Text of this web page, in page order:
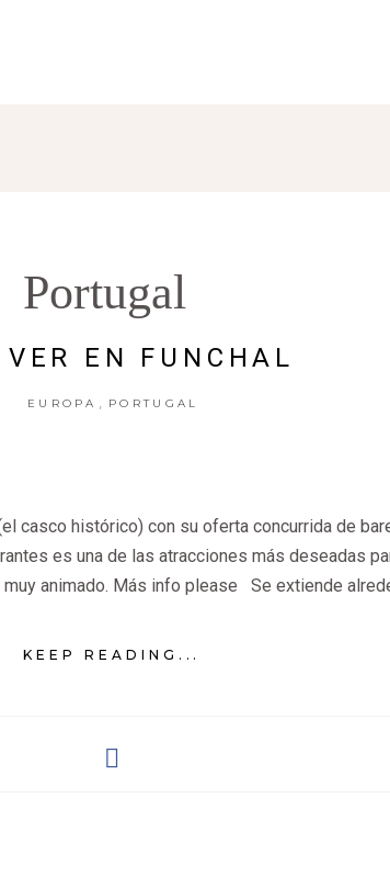
Portugal
VER EN FUNCHAL
EUROPA PORTUGAL
casco histórico) con su oferta concurrida de
es una de las atracciones más deseadas
animado. Más info please Se extiende
KEEP READING...